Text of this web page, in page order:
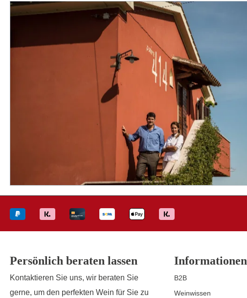
Persönlich beraten lassen
Kontaktieren Sie uns, wir beraten Sie
gerne, um den perfekten Wein für Sie zu
Informationen
B2B
Weinwissen